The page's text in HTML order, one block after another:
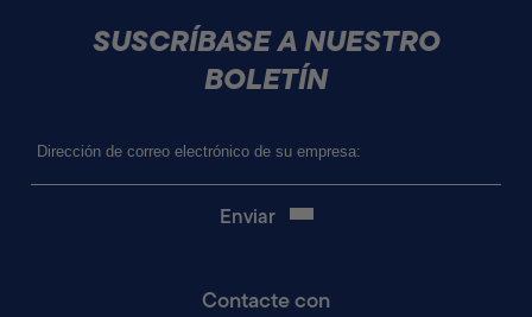
SUSCRÍBASE A NUESTRO
BOLETÍN
electrónico
Contacte con